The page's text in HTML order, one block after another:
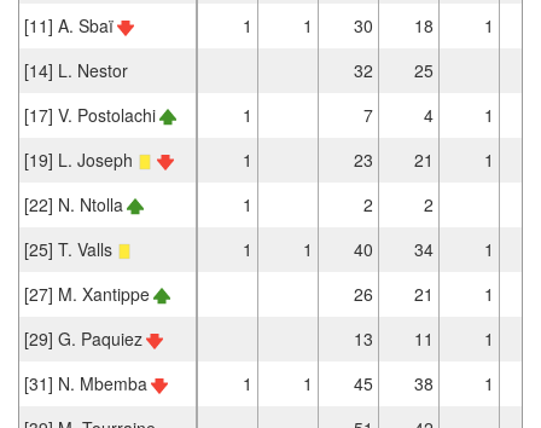
[11] A. Sbaï
1 1 30 18
1
[14] L. Nestor
32
25
[17] V. Postolachi
1 7 4
1
[19] L. Joseph
1 23 21
1
[22] N. Ntolla
1 2
2
[25] T. Valls
1 1 40 34
1
[27] M. Xantippe
26 21
1
[29] G. Paquiez
13 11
1
[31] N. Mbemba
1 1 45 38
1